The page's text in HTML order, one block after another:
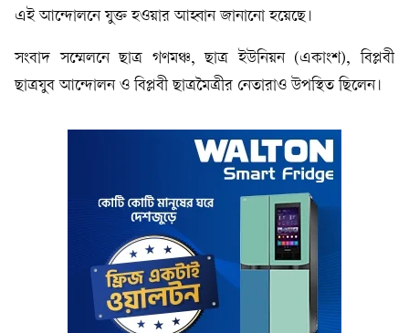
এই আন্দোলনে যুক্ত হওয়ার আহ্বান জানানো হয়েছে।
সংবাদ সম্মেলনে ছাত্র গণমঞ্চ, ছাত্র ইউনিয়ন (একাংশ), বিপ্লবী
ছাত্রযুব আন্দোলন ও বিপ্লবী ছাত্রমৈত্রীর নেতারাও উপস্থিত ছিলেন।